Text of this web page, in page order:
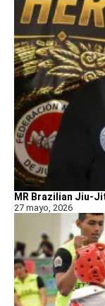
MR Brazilian Jiu-
27 mayo, 2026